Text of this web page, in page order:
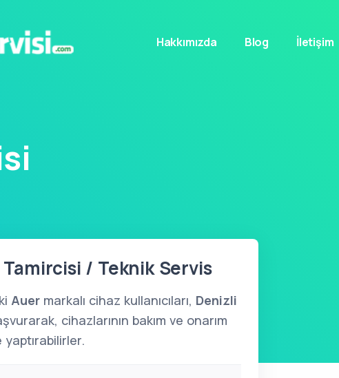
Hakkımızda Blog İletişim
/ Teknik Servis
Auer markalı cihaz kullanıcıları, Denizli
cihazlarının bakım ve onarım